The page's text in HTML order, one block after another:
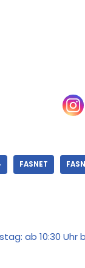
FASNET
ab 10:30 Uhr